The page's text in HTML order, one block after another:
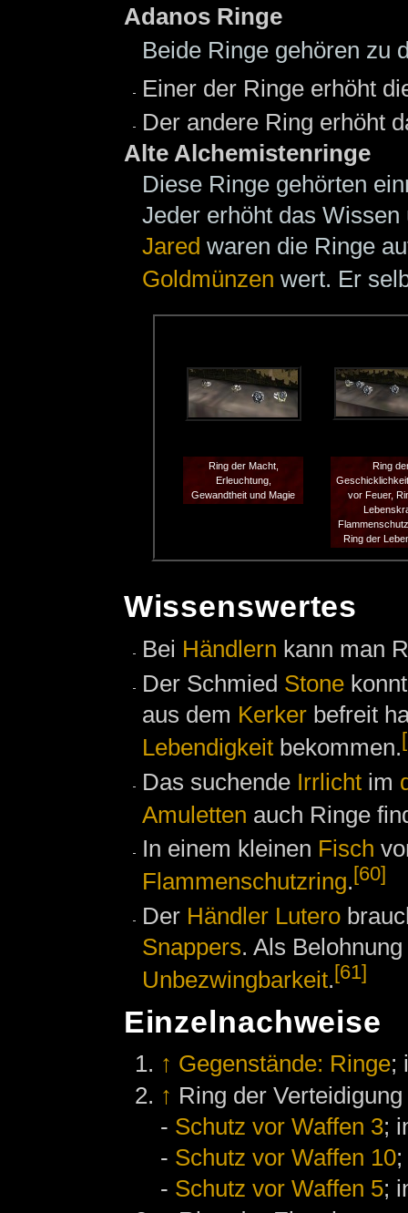
Adanos Ringe
Beide Ringe gehören zu
Einer der Ringe erhöht
Der andere Ring erhöht
Alte Alchemistenringe
Diese Ringe gehörten
Jeder erhöht das
Jared waren die Ringe
Goldmünzen wert. Er
Ring der Macht,
Erleuchtung,
Gewandtheit und Magie
Ring
vor Feuer,
Ring der
Wissenswertes
Bei Händlern kann man
Der Schmied Stone
aus dem Kerker befreit
Lebendigkeit bekommen.
Das suchende Irrlicht im
Amuletten auch Ringe
In einem kleinen Fisch
Flammenschutzring.[60]
Der Händler Lutero
Snappers. Als
Unbezwingbarkeit.[61]
Einzelnachweise
↑ Gegenstände: Ringe;
↑ Ring der Verteidigung
- Schutz vor Waffen 3;
- Schutz vor Waffen 10
- Schutz vor Waffen 5;